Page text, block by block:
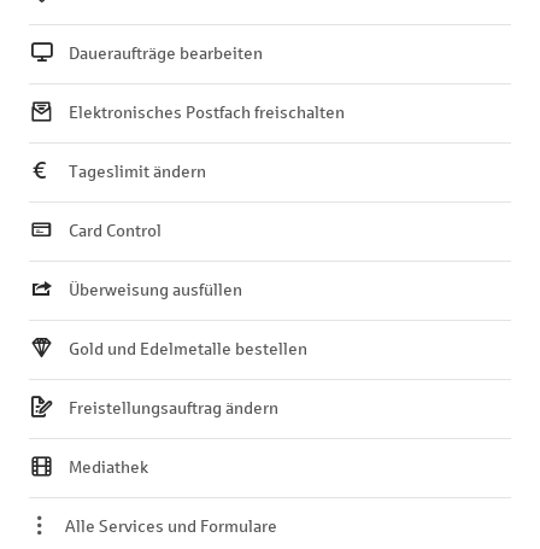
Daueraufträge bearbeiten
Elektronisches Postfach freischalten
Tageslimit ändern
Card Control
Überweisung ausfüllen
Gold und Edelmetalle bestellen
Freistellungsauftrag ändern
Mediathek
Alle Services und Formulare